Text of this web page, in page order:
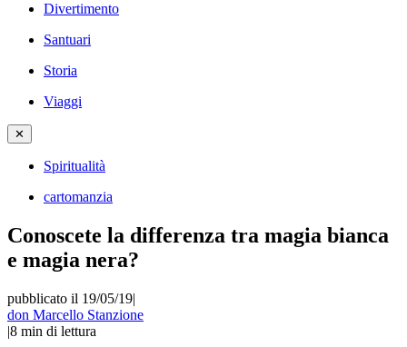
Divertimento
Santuari
Storia
Viaggi
✕
Spiritualità
cartomanzia
Conoscete la differenza tra magia bianca
e magia nera?
pubblicato il 19/05/19|
don Marcello Stanzione
|8 min di lettura